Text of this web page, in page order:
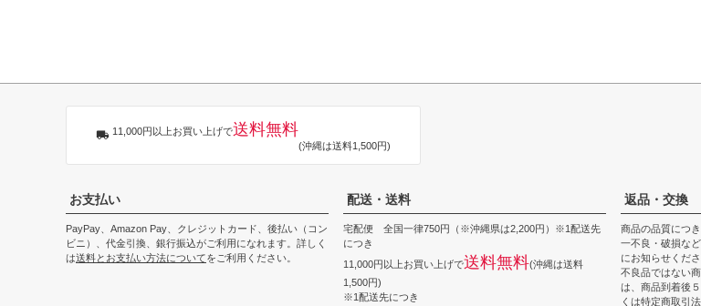
11,000円以上お買い上げで送料無料
(沖縄は送料1,500円)
お支払い
PayPay、Amazon Pay、クレジットカード、後払い（コン
ビニ）、代金引換、銀行振込がご利用になれます。詳しく
は送料とお支払い方法についてをご利用ください。
配送・送料
宅配便 全国一律750円（※沖縄県は2,200円）※1配送先
につき
11,000円以上お買い上げで送料無料(沖縄は送料
1,500円)
※1配送先につき
返品・交換
商品の品質につ
一不良・破損な
にお知らせくださ
不良品ではない
は、商品到着後
くは特定商取引